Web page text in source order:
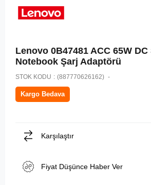
Lenovo 0B47481 ACC 65W
Notebook Şarj Adaptörü
STOK KODU (887770626162)
Kargo Bedava
Karşılaştır
Fiyat Düşünce Haber Ver